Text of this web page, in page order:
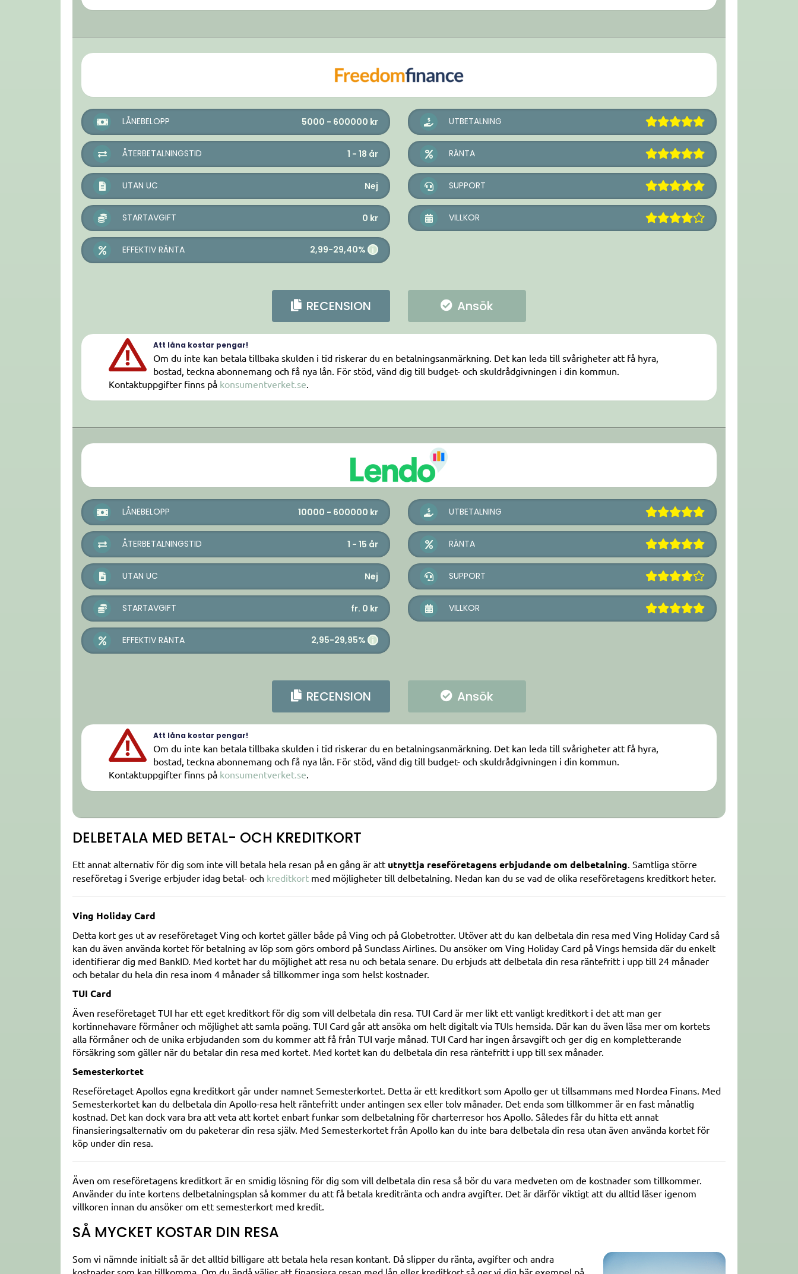
LÅNEBELOPP 5000 - 600000 kr
ÅTERBETALNINGSTID 1 - 18 år
UTAN UC Nej
STARTAVGIFT 0 kr
EFFEKTIV RÄNTA 2,99-29,40% i
UTBETALNING
RÄNTA
SUPPORT
VILLKOR
RECENSION Ansök
Att låna kostar pengar!
Om du inte kan betala tillbaka skulden i tid riskerar du en betalningsanmärkning. Det kan leda till svårigheter att få hyra,
bostad, teckna abonnemang och få nya lån. För stöd, vänd dig till budget- och skuldrådgivningen i din kommun.
Kontaktuppgifter finns på konsumentverket.se.
LÅNEBELOPP 10000 - 600000 kr
ÅTERBETALNINGSTID 1 - 15 år
UTAN UC Nej
STARTAVGIFT fr. 0 kr
EFFEKTIV RÄNTA 2,95-29,95% i
UTBETALNING
RÄNTA
SUPPORT
VILLKOR
RECENSION Ansök
Att låna kostar pengar!
Om du inte kan betala tillbaka skulden i tid riskerar du en betalningsanmärkning. Det kan leda till svårigheter att få hyra,
bostad, teckna abonnemang och få nya lån. För stöd, vänd dig till budget- och skuldrådgivningen i din kommun.
Kontaktuppgifter finns på konsumentverket.se.
DELBETALA MED BETAL- OCH KREDITKORT
Ett annat alternativ för dig som inte vill betala hela resan på en gång är att utnyttja reseföretagens erbjudande om delbetalning. Samtliga större
reseföretag i Sverige erbjuder idag betal- och kreditkort med möjligheter till delbetalning. Nedan kan du se vad de olika reseföretagens kreditkort heter.
Ving Holiday Card
Detta kort ges ut av reseföretaget Ving och kortet gäller både på Ving och på Globetrotter. Utöver att du kan delbetala din resa med Ving Holiday Card så
kan du även använda kortet för betalning av löp som görs ombord på Sunclass Airlines. Du ansöker om Ving Holiday Card på Vings hemsida där du enkelt
identifierar dig med BankID. Med kortet har du möjlighet att resa nu och betala senare. Du erbjuds att delbetala din resa räntefritt i upp till 24 månader
och betalar du hela din resa inom 4 månader så tillkommer inga som helst kostnader.
TUI Card
Även reseföretaget TUI har ett eget kreditkort för dig som vill delbetala din resa. TUI Card är mer likt ett vanligt kreditkort i det att man ger
kortinnehavare förmåner och möjlighet att samla poäng. TUI Card går att ansöka om helt digitalt via TUIs hemsida. Där kan du även läsa mer om kortets
alla förmåner och de unika erbjudanden som du kommer att få från TUI varje månad. TUI Card har ingen årsavgift och ger dig en kompletterande
försäkring som gäller när du betalar din resa med kortet. Med kortet kan du delbetala din resa räntefritt i upp till sex månader.
Semesterkortet
Reseföretaget Apollos egna kreditkort går under namnet Semesterkortet. Detta är ett kreditkort som Apollo ger ut tillsammans med Nordea Finans. Med
Semesterkortet kan du delbetala din Apollo-resa helt räntefritt under antingen sex eller tolv månader. Det enda som tillkommer är en fast månatlig
kostnad. Det kan dock vara bra att veta att kortet enbart funkar som delbetalning för charterresor hos Apollo. Således får du hitta ett annat
finansieringsalternativ om du paketerar din resa själv. Med Semesterkortet från Apollo kan du inte bara delbetala din resa utan även använda kortet för
köp under din resa.
Även om reseföretagens kreditkort är en smidig lösning för dig som vill delbetala din resa så bör du vara medveten om de kostnader som tillkommer.
Använder du inte kortens delbetalningsplan så kommer du att få betala kreditränta och andra avgifter. Det är därför viktigt att du alltid läser igenom
villkoren innan du ansöker om ett semesterkort med kredit.
SÅ MYCKET KOSTAR DIN RESA
Som vi nämnde initialt så är det alltid billigare att betala hela resan kontant. Då slipper du ränta, avgifter och andra
kostnader som kan tillkomma. Om du ändå väljer att finansiera resan med lån eller kreditkort så ger vi dig här exempel på